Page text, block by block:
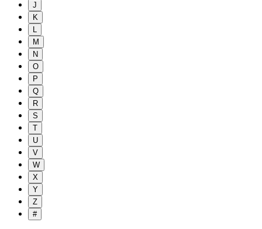
J
K
L
M
N
O
P
Q
R
S
T
U
V
W
X
Y
Z
#